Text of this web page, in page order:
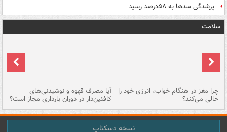
پرشدگی سدها به ۵۸درصد رسید
سلامت
چرا مغز در هنگام خواب، انرژی خود را
خالی می‌کند؟
آیا مصرف قهوه و نوشیدنی‌های
کافئین‌دار در دوران بارداری مجاز است؟
نسخه دسکتاپ